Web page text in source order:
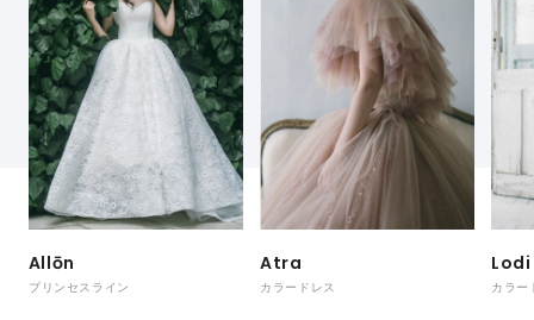
Allōn
プリンセスライン
Atra
カラードレス
Lodi
カラー